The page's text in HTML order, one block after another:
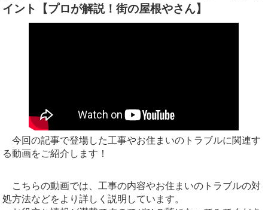
イント【プロが解説！街の屋根やさん】
今回の記事で登場した工事やお住まいのトラブルに関連す
る動画をご紹介します！
こちらの動画では、工事の内容やお住まいのトラブルの対
処方法などをより詳しく説明しています。